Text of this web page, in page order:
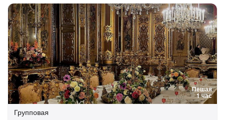
Пешая
1 час
Групповая